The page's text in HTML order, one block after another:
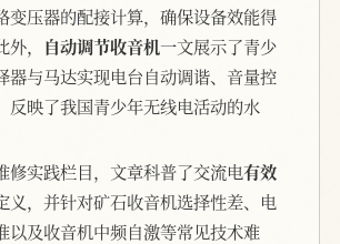
变压器的配接计算，确保设备效能得
， 自动调节收音机一文展示了青少
器与马达实现电台自动调谐、音量控
反映了我国青少年无线电活动的水
修实践栏目，文章科普了交流电有效
义，并针对矿石收音机选择性差、电
以及收音机中频自激等常见技术难